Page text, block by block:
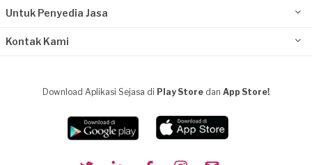
Untuk Penyedia Jasa
Kontak Kami
Download Aplikasi Sejasa di Play Store dan App Store!